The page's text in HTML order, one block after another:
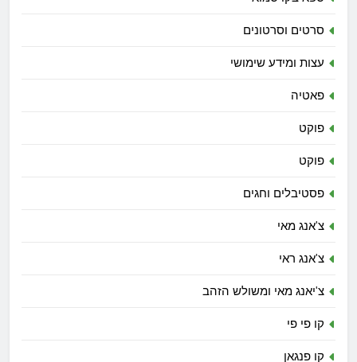
סרטים וסרטונים
עצות ומידע שימושי
פאטיה
פוקט
פוקט
פסטיבלים וחגים
צ'אנג מאי
צ'אנג ראי
צ'יאנג מאי ומשולש הזהב
קו פי פי
קו פנגאן